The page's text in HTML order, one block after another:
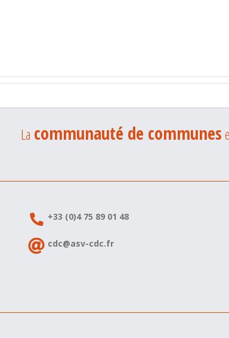
La communauté de communes
+33 (0)4 75 89 01 48
cdc@asv-cdc.fr